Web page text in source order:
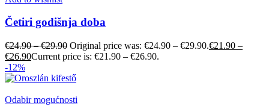
Četiri godišnja doba
€24.90–€29.90 Original price was: €24.90 – €29.90.€21.90 –
€26.90Current price is: €21.90 – €26.90.
-12%
Odabir mogućnosti